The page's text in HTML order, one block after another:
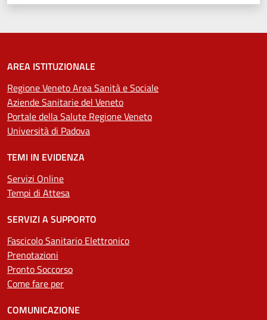
AREA ISTITUZIONALE
Regione Veneto Area Sanità e Sociale
Aziende Sanitarie del Veneto
Portale della Salute Regione Veneto
Università di Padova
TEMI IN EVIDENZA
Servizi Online
Tempi di Attesa
SERVIZI A SUPPORTO
Fascicolo Sanitario Elettronico
Prenotazioni
Pronto Soccorso
Come fare per
COMUNICAZIONE